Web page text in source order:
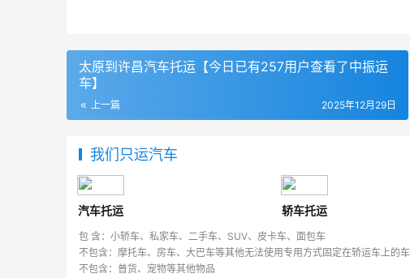
太原到许昌汽车托运【今日已有257用户查看了中振运
车】
上一篇 2025年12月29日
我们只运汽车
汽车托运 轿车托运
包 含：小轿车、私家车、二手车、SUV、皮卡车、面包车
不包含：摩托车、房车、大巴车等其他无法使用专用方式固定在轿运车上的
不包含：普货、宠物等其他物品